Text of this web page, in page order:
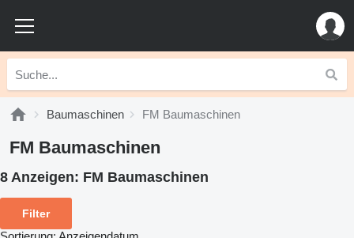
Baumaschinen FM Baumaschinen
FM Baumaschinen
8 Anzeigen: FM Baumaschinen
Filter